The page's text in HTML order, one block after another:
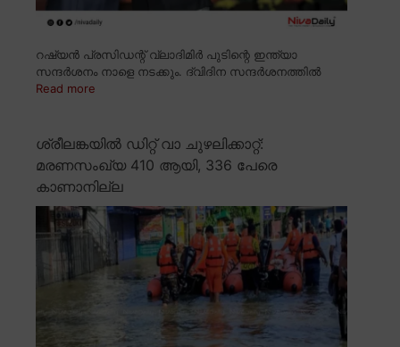
റഷ്യൻ പ്രസിഡന്റ് വ്ലാദിമിർ പുടിന്റെ ഇന്ത്യാ
സന്ദർശനം നാളെ നടക്കും. ദ്വിദിന സന്ദർശനത്തിൽ
Read more
ശ്രീലങ്കയിൽ ഡിറ്റ് വാ ചുഴലിക്കാറ്റ്:
മരണസംഖ്യ 410 ആയി, 336 പേരെ
കാണാനില്ല